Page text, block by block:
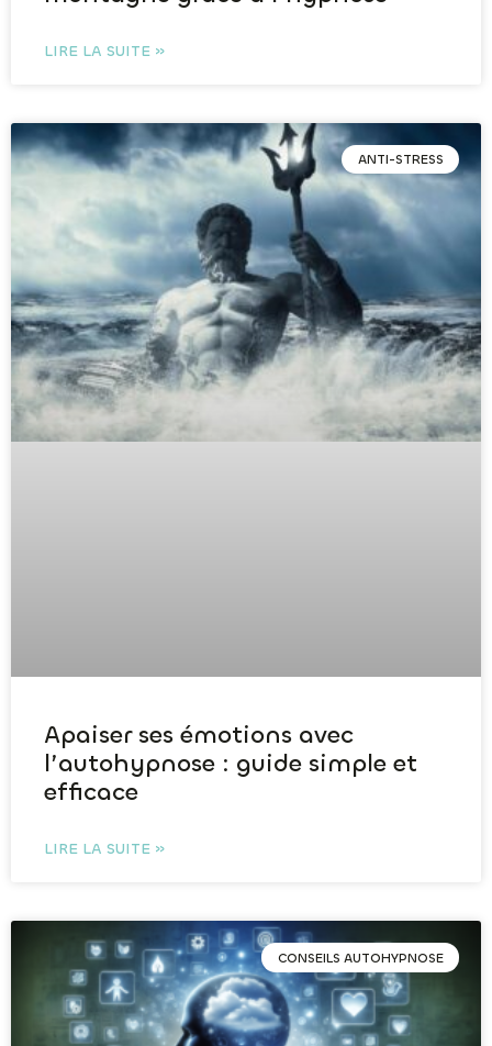
LIRE LA SUITE »
ANTI-STRESS
Apaiser ses émotions avec
l’autohypnose : guide simple et
efficace
LIRE LA SUITE »
CONSEILS AUTOHYPNOSE